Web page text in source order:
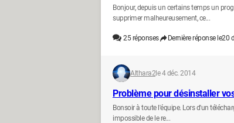
Bonjour, depuis un certains temps un
supprimer malheureusement, ce...
25réponses Dernière réponse le20
Althara2le 4 déc. 2014
Problème pour désinstaller
Bonsoir à toute l'équipe. Lors d'un
impossible de le re...